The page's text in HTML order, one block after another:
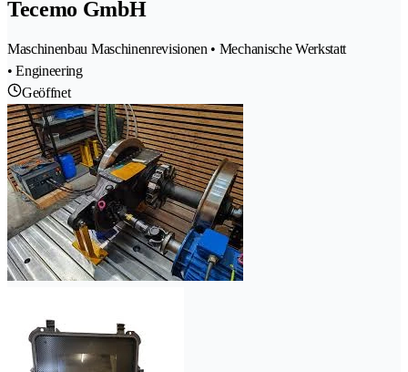
Tecemo GmbH
Maschinenbau Maschinenrevisionen • Mechanische Werkstatt
• Engineering
Geöffnet